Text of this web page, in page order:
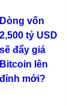
Dòng vốn
2,500 tỷ USD
sẽ đẩy giá
Bitcoin lên
đỉnh mới?